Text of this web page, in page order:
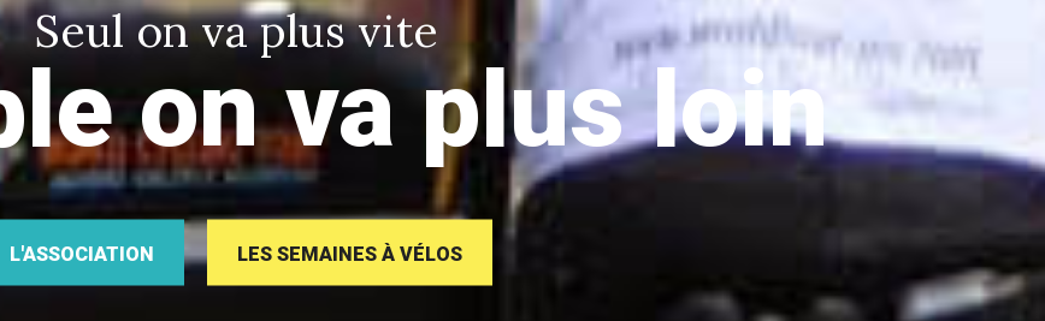
Seul on va plus vite
on va plus loin
L'ASSOCIATION LES SEMAINES À VÉLOS